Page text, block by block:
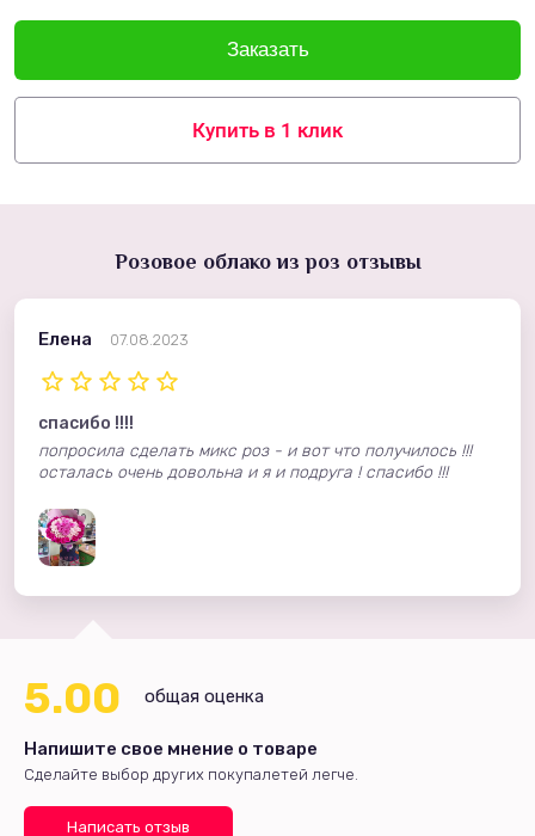
Купить в 1 клик
Розовое облако из роз отзывы
Елена 07.08.2023
спасибо !!!!
попросила сделать микс роз - и вот что получилось !!!
осталась очень довольна и я и подруга ! спасибо !!!
Напишите свое мнение о товаре
Сделайте выбор других покупалетей легче.
Написать отзыв
5.00 общая оценка